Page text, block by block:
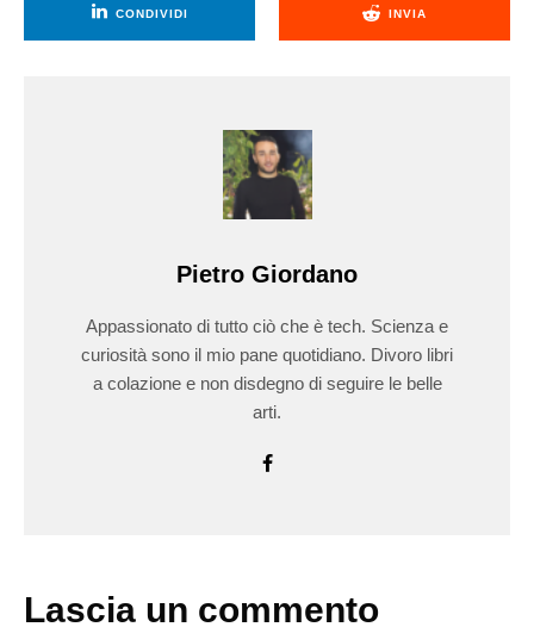
CONDIVIDI INVIA
Pietro Giordano
Appassionato di tutto ciò che è tech. Scienza e
curiosità sono il mio pane quotidiano. Divoro libri
a colazione e non disdegno di seguire le belle
arti.
Lascia un commento